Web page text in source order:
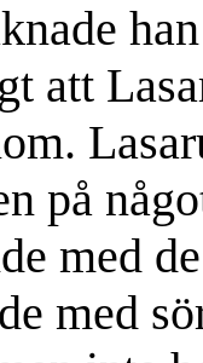
att
på
med
med